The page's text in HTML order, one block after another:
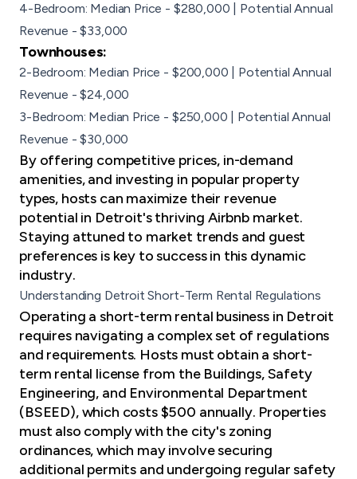
4-Bedroom: Median Price - $280,000 | Potential Annual
Revenue - $33,000
Townhouses:
2-Bedroom: Median Price - $200,000 | Potential Annual
Revenue - $24,000
3-Bedroom: Median Price - $250,000 | Potential Annual
Revenue - $30,000
By offering competitive prices, in-demand
amenities, and investing in popular property
types, hosts can maximize their revenue
potential in Detroit's thriving Airbnb market.
Staying attuned to market trends and guest
preferences is key to success in this dynamic
industry.
Understanding Detroit Short-Term Rental Regulations
Operating a short-term rental business in Detroit
requires navigating a complex set of regulations
and requirements. Hosts must obtain a short-
term rental license from the Buildings, Safety
Engineering, and Environmental Department
(BSEED), which costs $500 annually. Properties
must also comply with the city's zoning
ordinances, which may involve securing
additional permits and undergoing regular safety